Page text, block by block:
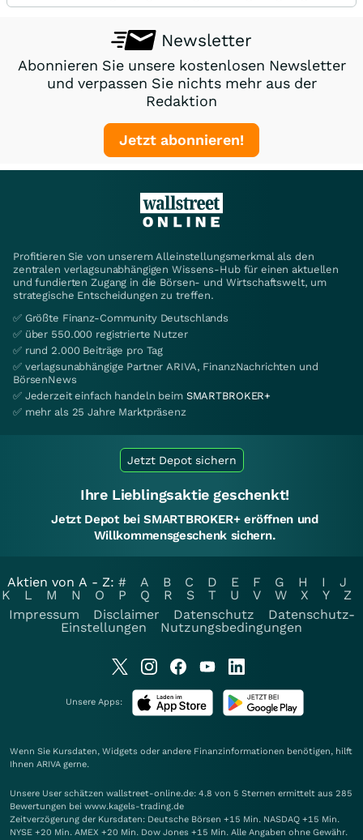
Newsletter
Abonnieren Sie unsere kostenlosen Newsletter
und verpassen Sie nichts mehr aus der
Redaktion
Jetzt abonnieren!
Profitieren Sie von unserem Alleinstellungsmerkmal als den
zentralen verlagsunabhängigen Wissens-Hub für einen aktuellen
und fundierten Zugang in die Börsen- und Wirtschaftswelt, um
strategische Entscheidungen zu treffen.
✅ Größte Finanz-Community Deutschlands
✅ über 550.000 registrierte Nutzer
✅ rund 2.000 Beiträge pro Tag
✅ verlagsunabhängige Partner ARIVA, FinanzNachrichten und
BörsenNews
✅ Jederzeit einfach handeln beim SMARTBROKER+
✅ mehr als 25 Jahre Marktpräsenz
Jetzt Depot sichern
Ihre Lieblingsaktie geschenkt!
Jetzt Depot bei SMARTBROKER+ eröffnen und
Willkommensgeschenk sichern.
Aktien von A - Z: # A B C D E F G H I
J
K
L M N O P Q R S T U V W X Y
Z
Impressum
Disclaimer Datenschutz
Datenschutz-
Einstellungen
Nutzungsbedingungen
Unsere Apps:
Wenn Sie Kursdaten, Widgets oder andere Finanzinformationen benötigen, hilft
Ihnen ARIVA gerne.
Unsere User schätzen wallstreet-online.de: 4.8 von 5 Sternen ermittelt aus 285
Bewertungen bei www.kagels-trading.de
Zeitverzögerung der Kursdaten: Deutsche Börsen +15 Min. NASDAQ +15 Min.
NYSE +20 Min. AMEX +20 Min. Dow Jones +15 Min. Alle Angaben ohne Gewähr.